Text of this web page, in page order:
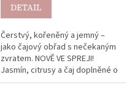
DETAIL
Čerstvý, kořeněný a jemný –
jako čajový obřad s nečekaným
zvratem. NOVĚ VE SPREJI!
Jasmín, citrusy a čaj doplněné o
tóny meruňky a špetku wasabi